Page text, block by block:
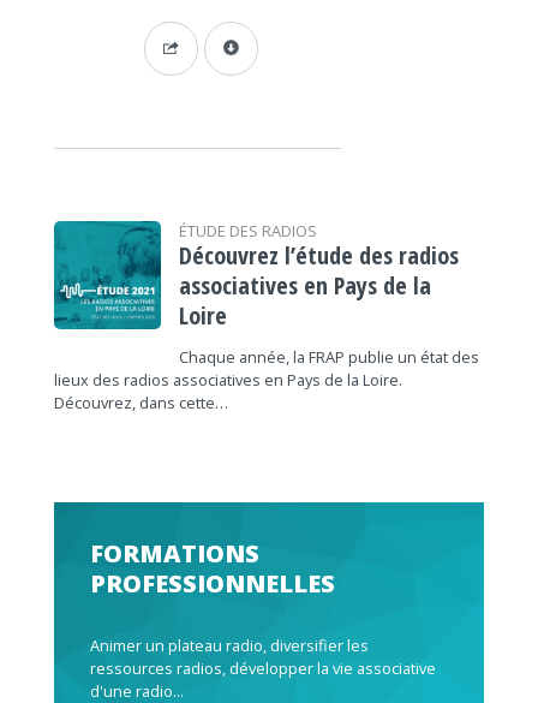
ÉTUDE DES RADIOS
Découvrez l’étude des radios
associatives en Pays de la
Loire
Chaque année, la FRAP publie un état des
lieux des radios associatives en Pays de la Loire.
Découvrez, dans cette…
FORMATIONS
PROFESSIONNELLES
Animer un plateau radio, diversifier les
ressources radios, développer la vie associative
d'une radio...